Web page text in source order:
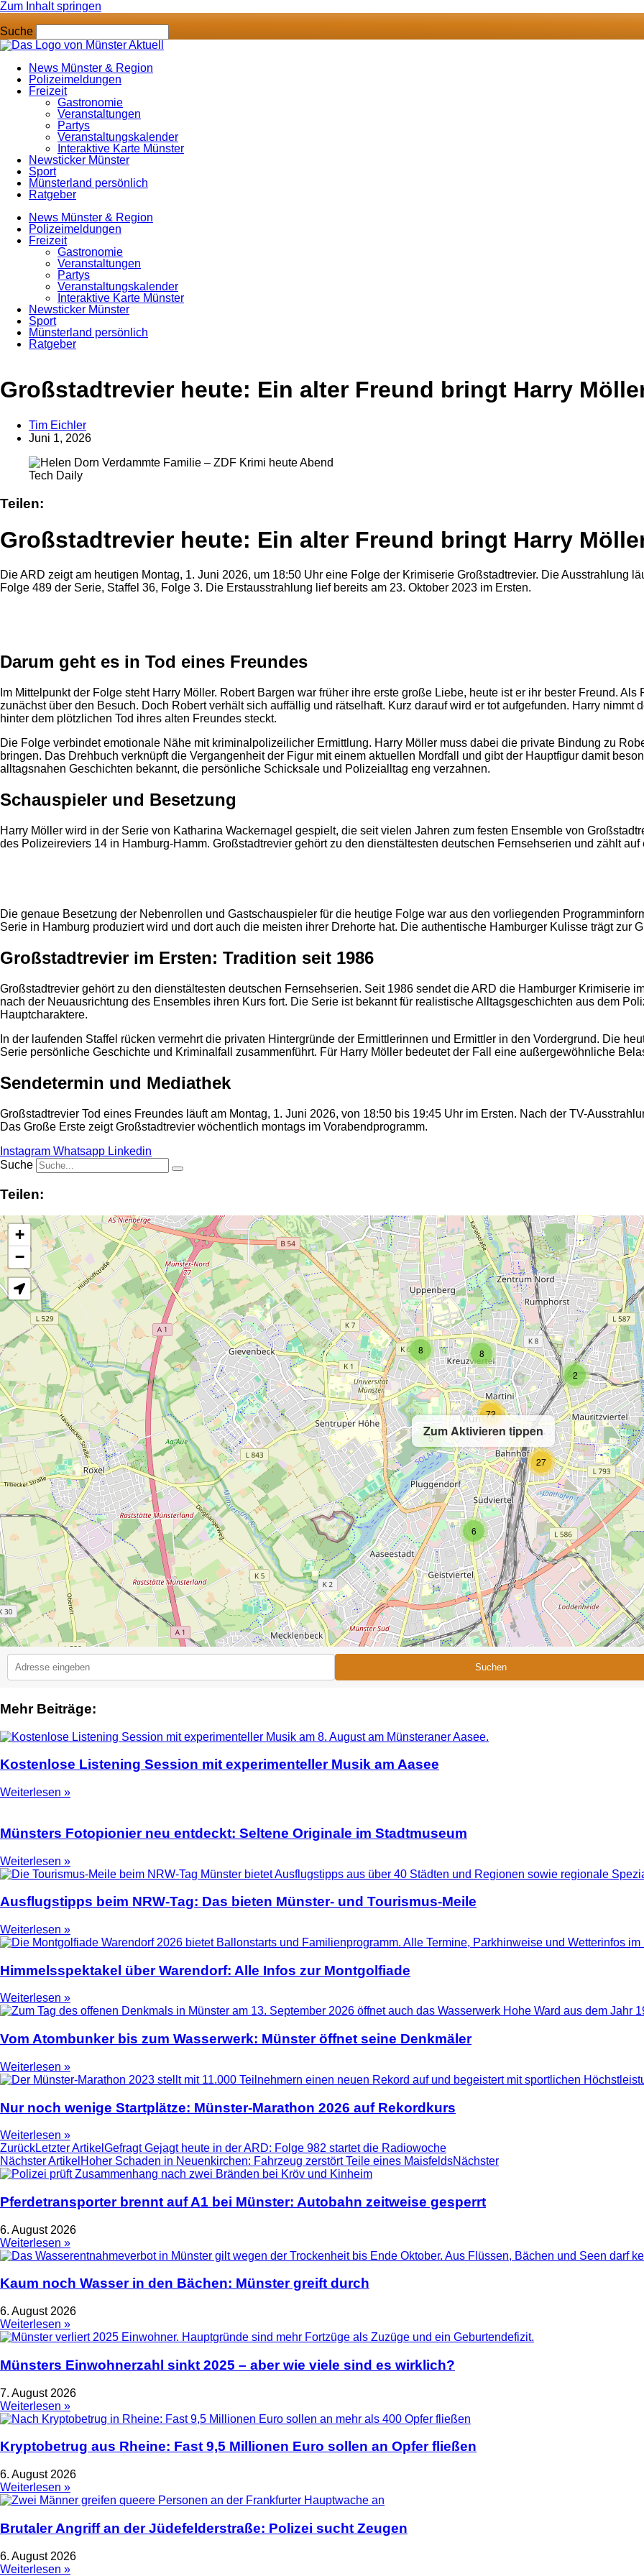
Zum Inhalt springen
Suche
News Münster & Region
Polizeimeldungen
Freizeit
Gastronomie
Veranstaltungen
Partys
Veranstaltungskalender
Interaktive Karte Münster
Newsticker Münster
Sport
Münsterland persönlich
Ratgeber
News Münster & Region
Polizeimeldungen
Freizeit
Gastronomie
Veranstaltungen
Partys
Veranstaltungskalender
Interaktive Karte Münster
Newsticker Münster
Sport
Münsterland persönlich
Ratgeber
Anzeige
Großstadtrevier heute: Ein alter Freund bringt Harry
Tim Eichler
Juni 1, 2026
Tech Daily
Teilen:
Großstadtrevier heute: Ein alter Freund bringt Harry
Die ARD zeigt am heutigen Montag, 1. Juni 2026, um 18:50 Uhr eine Folge der Krimiserie Großstadtrevier. Die Ausstrahlung
Folge 489 der Serie, Staffel 36, Folge 3. Die Erstausstrahlung lief bereits am 23. Oktober 2023 im Ersten.
Darum geht es in Tod eines Freundes
Im Mittelpunkt der Folge steht Harry Möller. Robert Bargen war früher ihre erste große Liebe, heute ist er ihr bester Freund.
zunächst über den Besuch. Doch Robert verhält sich auffällig und rätselhaft. Kurz darauf wird er tot aufgefunden. Harry nimmt
hinter dem plötzlichen Tod ihres alten Freundes steckt.
Die Folge verbindet emotionale Nähe mit kriminalpolizeilicher Ermittlung. Harry Möller muss dabei die private Bindung zu
bringen. Das Drehbuch verknüpft die Vergangenheit der Figur mit einem aktuellen Mordfall und gibt der Hauptfigur damit
alltagsnahen Geschichten bekannt, die persönliche Schicksale und Polizeialltag eng verzahnen.
Schauspieler und Besetzung
Harry Möller wird in der Serie von Katharina Wackernagel gespielt, die seit vielen Jahren zum festen Ensemble von
des Polizeireviers 14 in Hamburg-Hamm. Großstadtrevier gehört zu den dienstältesten deutschen Fernsehserien und zählt
Die genaue Besetzung der Nebenrollen und Gastschauspieler für die heutige Folge war aus den vorliegenden
Serie in Hamburg produziert wird und dort auch die meisten ihrer Drehorte hat. Die authentische Hamburger Kulisse trägt zur
Großstadtrevier im Ersten: Tradition seit 1986
Großstadtrevier gehört zu den dienstältesten deutschen Fernsehserien. Seit 1986 sendet die ARD die Hamburger Krimiserie
nach der Neuausrichtung des Ensembles ihren Kurs fort. Die Serie ist bekannt für realistische Alltagsgeschichten aus dem
Hauptcharaktere.
In der laufenden Staffel rücken vermehrt die privaten Hintergründe der Ermittlerinnen und Ermittler in den Vordergrund. Die
Serie persönliche Geschichte und Kriminalfall zusammenführt. Für Harry Möller bedeutet der Fall eine außergewöhnliche
Sendetermin und Mediathek
Großstadtrevier Tod eines Freundes läuft am Montag, 1. Juni 2026, von 18:50 bis 19:45 Uhr im Ersten. Nach der TV-
Das Große Erste zeigt Großstadtrevier wöchentlich montags im Vorabendprogramm.
Instagram Whatsapp Linkedin
Suche
Teilen:
Zum Aktivieren tippen
2
2
8
6
8
27
5
72
+
−
Suchen
Mehr Beiträge:
Kostenlose Listening Session mit experimenteller Musik am Aasee
Weiterlesen »
Münsters Fotopionier neu entdeckt: Seltene Originale im Stadtmuseum
Weiterlesen »
Ausflugstipps beim NRW-Tag: Das bieten Münster- und Tourismus-Meile
Weiterlesen »
Himmelsspektakel über Warendorf: Alle Infos zur Montgolfiade
Weiterlesen »
Vom Atombunker bis zum Wasserwerk: Münster öffnet seine Denkmäler
Weiterlesen »
Nur noch wenige Startplätze: Münster-Marathon 2026 auf Rekordkurs
Weiterlesen »
ZurückLetzter Artikel Gefragt Gejagt heute in der ARD: Folge 982 startet die Radiowoche
Nächster Artikel Hoher Schaden in Neuenkirchen: Fahrzeug zerstört Teile eines MaisfeldsNächster
Pferdetransporter brennt auf A1 bei Münster: Autobahn zeitweise gesperrt
6. August 2026
Weiterlesen »
Kaum noch Wasser in den Bächen: Münster greift durch
6. August 2026
Weiterlesen »
Münsters Einwohnerzahl sinkt 2025 – aber wie viele sind es wirklich?
7. August 2026
Weiterlesen »
Kryptobetrug aus Rheine: Fast 9,5 Millionen Euro sollen an Opfer fließen
6. August 2026
Weiterlesen »
Brutaler Angriff an der Jüdefelderstraße: Polizei sucht Zeugen
6. August 2026
Weiterlesen »